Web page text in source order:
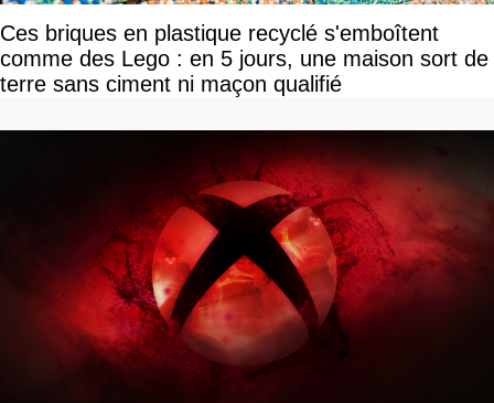
Ces briques en plastique recyclé s'emboîtent
comme des Lego : en 5 jours, une maison sort de
terre sans ciment ni maçon qualifié